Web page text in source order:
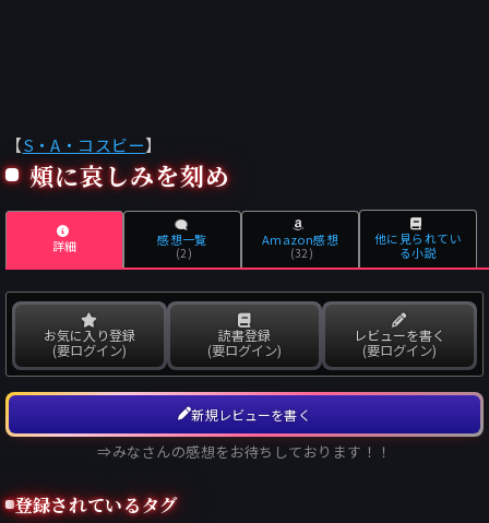
【S・A・コスビー】
頰に哀しみを刻め
詳細 感想一覧
(2)
Amazon感想
(32)
他に見られてい
る小説
お気に入り登録
(要ログイン)
読書登録
(要ログイン)
レビューを書く
(要ログイン)
新規レビューを書く
⇒みなさんの感想をお待ちしております！！
登録されているタグ